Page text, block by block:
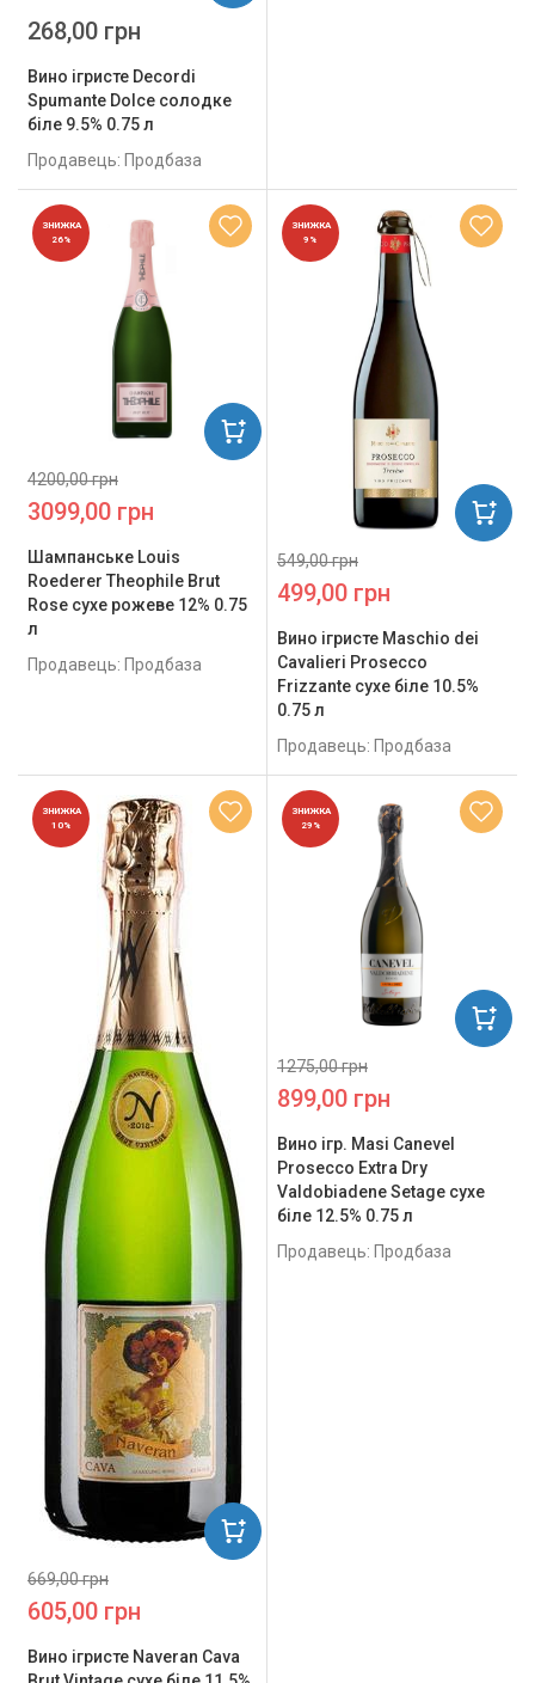
Вино ігристе Decordi
Spumante Dolce солодке
біле 9.5% 0.75 л
Продавець: Продбаза
268,00 грн
ЗНИЖКА
26%
Шампанське Louis
Roederer Theophile Brut
Rose сухе рожеве 12% 0.75
л
Продавець: Продбаза
4200,00 грн
3099,00 грн
ЗНИЖКА
9%
Вино ігристе Maschio dei
Cavalieri Prosecco
Frizzante сухе біле 10.5%
0.75 л
Продавець: Продбаза
549,00 грн
499,00 грн
ЗНИЖКА
10%
Вино ігристе Naveran Cava
669,00 грн
605,00 грн
ЗНИЖКА
29%
Вино ігр. Masi Canevel
Prosecco Extra Dry
Valdobiadene Setage сухе
біле 12.5% 0.75 л
Продавець: Продбаза
1275,00 грн
899,00 грн